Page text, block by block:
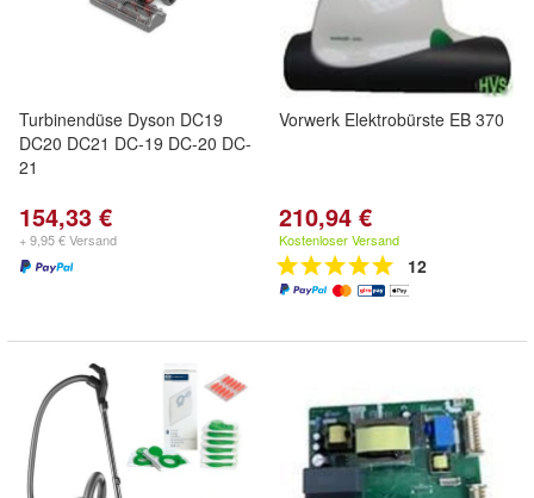
Turbinendüse Dyson DC19
DC20 DC21 DC-19 DC-20 DC-
21
154,33 €
+ 9,95 € Versand
Vorwerk Elektrobürste EB 370
210,94 €
Kostenloser Versand
12